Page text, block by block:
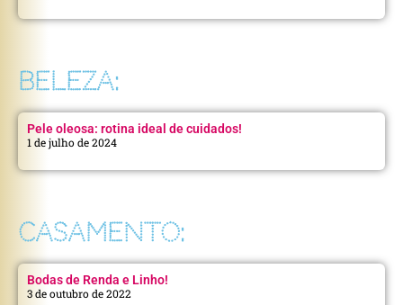
BELEZA:
Pele oleosa: rotina ideal de cuidados!
1 de julho de 2024
CASAMENTO:
Bodas de Renda e Linho!
3 de outubro de 2022